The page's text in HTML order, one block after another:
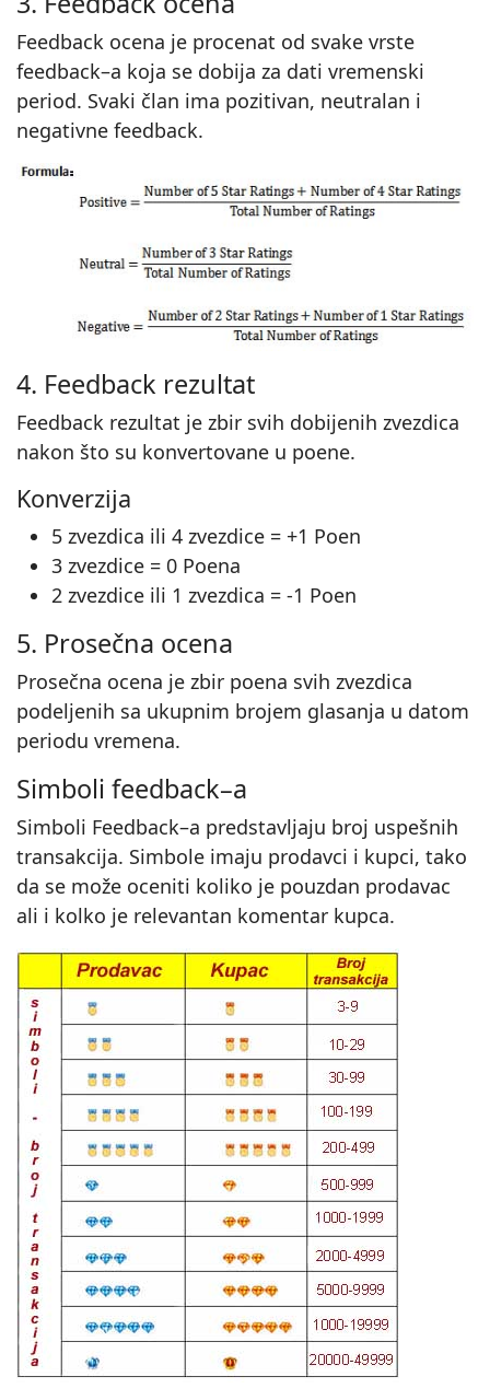
Feedback ocena je procenat od svake vrste
feedback–a koja se dobija za dati vremenski
period. Svaki član ima pozitivan, neutralan i
negativne feedback.
4. Feedback rezultat
Feedback rezultat je zbir svih dobijenih zvezdica
nakon što su konvertovane u poene.
Konverzija
5 zvezdica ili 4 zvezdice = +1 Poen
3 zvezdice = 0 Poena
2 zvezdice ili 1 zvezdica = -1 Poen
5. Prosečna ocena
Prosečna ocena je zbir poena svih zvezdica
podeljenih sa ukupnim brojem glasanja u datom
periodu vremena.
Simboli feedback–a
Simboli Feedback–a predstavljaju broj uspešnih
transakcija. Simbole imaju prodavci i kupci, tako
da se može oceniti koliko je pouzdan prodavac
ali i kolko je relevantan komentar kupca.